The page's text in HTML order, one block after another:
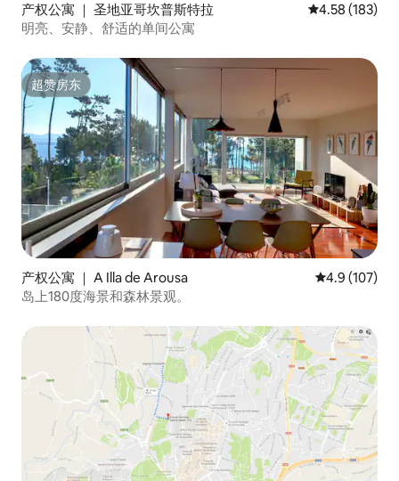
产权公寓 ｜ 圣地亚哥坎普斯特拉 平均评分 4.58
4.58 (183)
明亮、安静、舒适的单间公寓
超赞房东
超赞房东
产权公寓 ｜ A Illa de Arousa 平均评分 4.9
4.9 (107)
岛上180度海景和森林景观。